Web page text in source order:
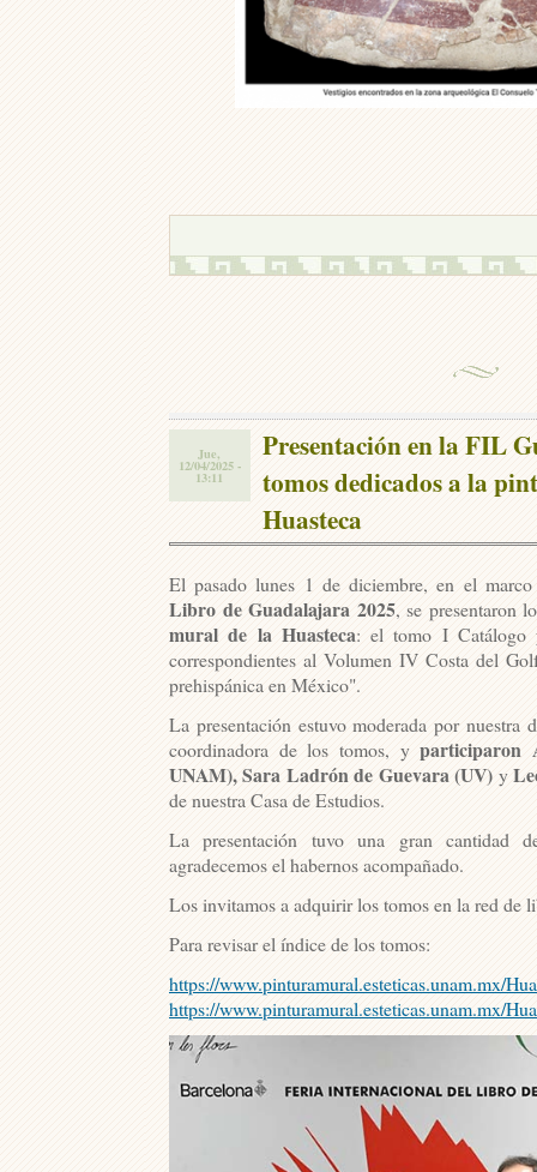
Jue,
12/04/2025 -
13:11
Presentación en la FIL
tomos dedicados a la
Huasteca
El pasado lunes 1 de diciembre, en el
Libro de Guadalajara 2025, se presentaron
mural de la Huasteca: el tomo I
correspondientes al Volumen IV Costa del
prehispánica en México".
La presentación estuvo moderada por nuestra
coordinadora de los tomos, yparticiparon
UNAM), Sara Ladrón de Guevara (UV) y
de nuestra Casa de Estudios.
La presentación tuvo una gran cantidad
agradecemos el habernos acompañado.
Los invitamos a adquirir los tomos en la red de
Para revisar el índice de los tomos:
https://www.pinturamural.esteticas.unam.mx/
https://www.pinturamural.esteticas.unam.mx/